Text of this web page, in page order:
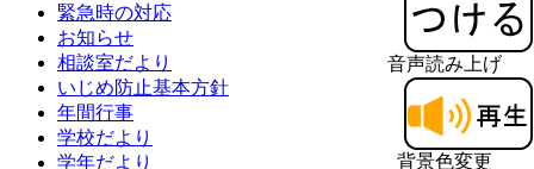
音声読み上げ
背景色変更
緊急時の対応
お知らせ
相談室だより
いじめ防止基本方針
年間行事
学校だより
学年だより